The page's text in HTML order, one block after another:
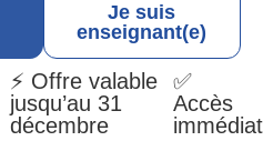
Je suis
enseignant(e)
⚡ Offre valable
jusqu’au 31
décembre
✅
Accès
immédiat